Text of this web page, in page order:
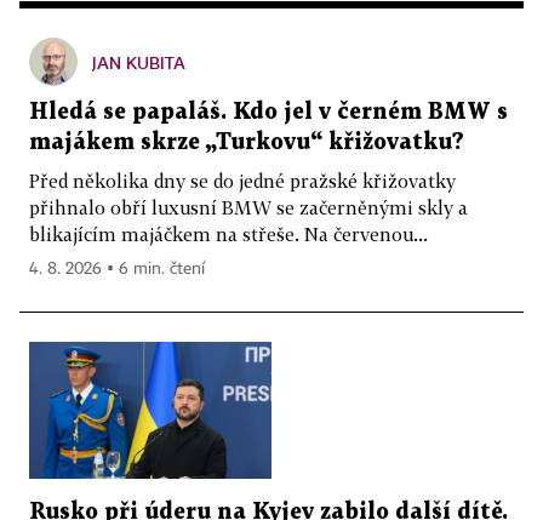
JAN KUBITA
Hledá se papaláš. Kdo jel v černém BMW s
majákem skrze „Turkovu“ křižovatku?
Před několika dny se do jedné pražské křižovatky
přihnalo obří luxusní BMW se začerněnými skly a
blikajícím majáčkem na střeše. Na červenou...
4. 8. 2026 ▪ 6 min. čtení
Rusko při úderu na Kyjev zabilo další dítě.